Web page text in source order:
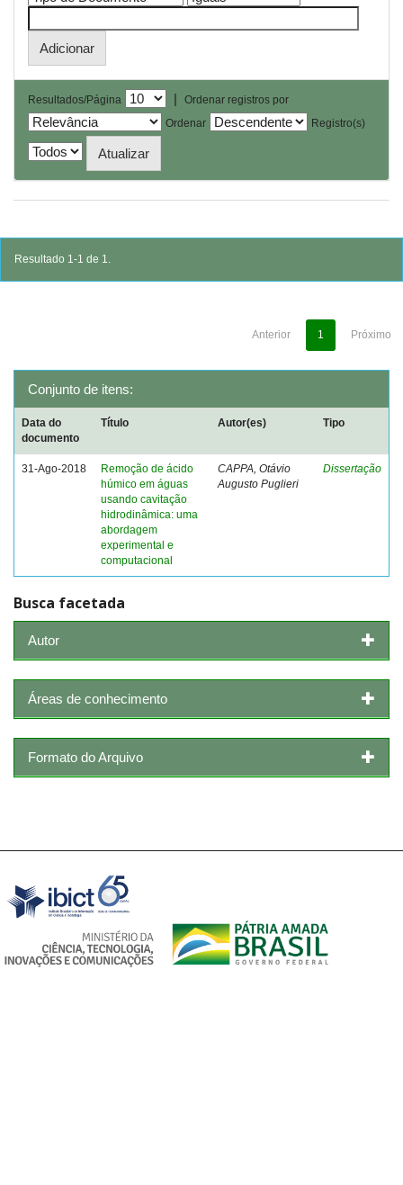
Resultados/Página |
Ordenar registros por
Ordenar
Registro(s)
Resultado 1-1 de 1.
Anterior 1 Próximo
Conjunto de itens:
Data do
documento
Título Autor(es) Tipo
31-Ago-2018
Remoção de ácido
húmico em águas
usando cavitação
hidrodinâmica: uma
abordagem
experimental e
computacional
CAPPA, Otávio
Augusto Puglieri
Dissertação
Busca facetada
Autor
Áreas de conhecimento
Formato do Arquivo